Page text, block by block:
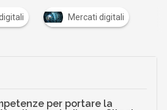
Mercati digitali
per portare la